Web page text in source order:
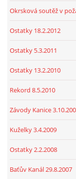
Okrsková soutěž v
Ostatky 18.2.2012
Ostatky 5.3.2011
Ostatky 13.2.2010
Rekord 8.5.2010
Závody Kanice
Kuželky 3.4.2009
Ostatky 2.2.2008
Baťův Kanál 29.8.2007